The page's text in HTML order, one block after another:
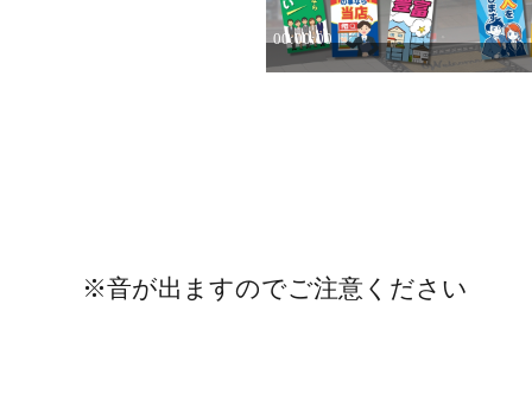
※音が出ますのでご注意ください